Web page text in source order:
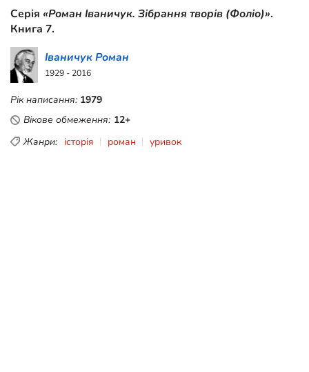
Серія «Роман Іваничук. Зібрання творів (Фоліо)».
Книга 7.
Іваничук Роман
1929 - 2016
Рік написання: 1979
Вікове обмеження: 12+
Жанри: історія роман уривок